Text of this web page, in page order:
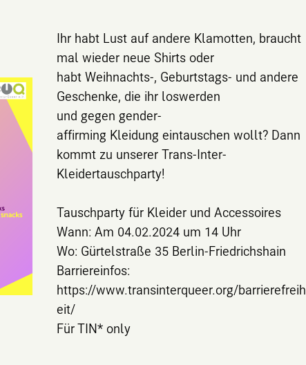
Ihr habt Lust auf andere Klamotten, braucht
mal wieder neue Shirts oder
habt Weihnachts-, Geburtstags- und andere
Geschenke, die ihr loswerden
und gegen gender-
affirming Kleidung eintauschen wollt? Dann
kommt zu unserer Trans-Inter-
Kleidertauschparty!
Tauschparty für Kleider und Accessoires
Wann: Am 04.02.2024 um 14 Uhr
Wo: Gürtelstraße 35 Berlin-Friedrichshain
Barriereinfos:
https://www.transinterqueer.org/barrierefreih
eit/
Für TIN* only